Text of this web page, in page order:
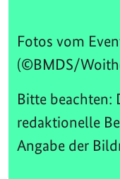
Fotos vom
(©BMDS/
Bitte beachten:
redaktionelle
Angabe der